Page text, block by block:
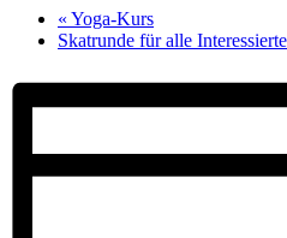
« Yoga-Kurs
Skatrunde für alle